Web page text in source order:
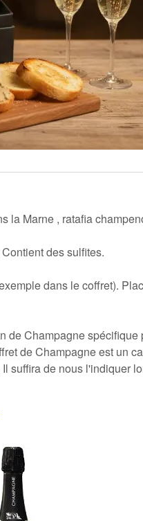
la Marne , ratafia
Contient des sulfites.
dans le coffret).
de Champagne
de Champagne est un
suffira de nous l'indiquer